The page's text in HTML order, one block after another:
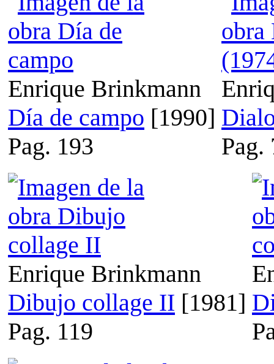
Enrique Brinkmann
Día de campo [1990]
Pag. 193
Pag.
Enrique Brinkmann
Dibujo collage II [1981]
Pag. 119